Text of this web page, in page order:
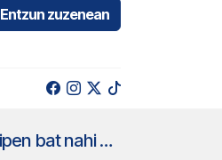
Entzun zuzenean
Mendiko Eskian, Euskal Kopako bigarren probea egingo dabe Isaban. Nahia Quincocesek beste garaipen bat nahi dau